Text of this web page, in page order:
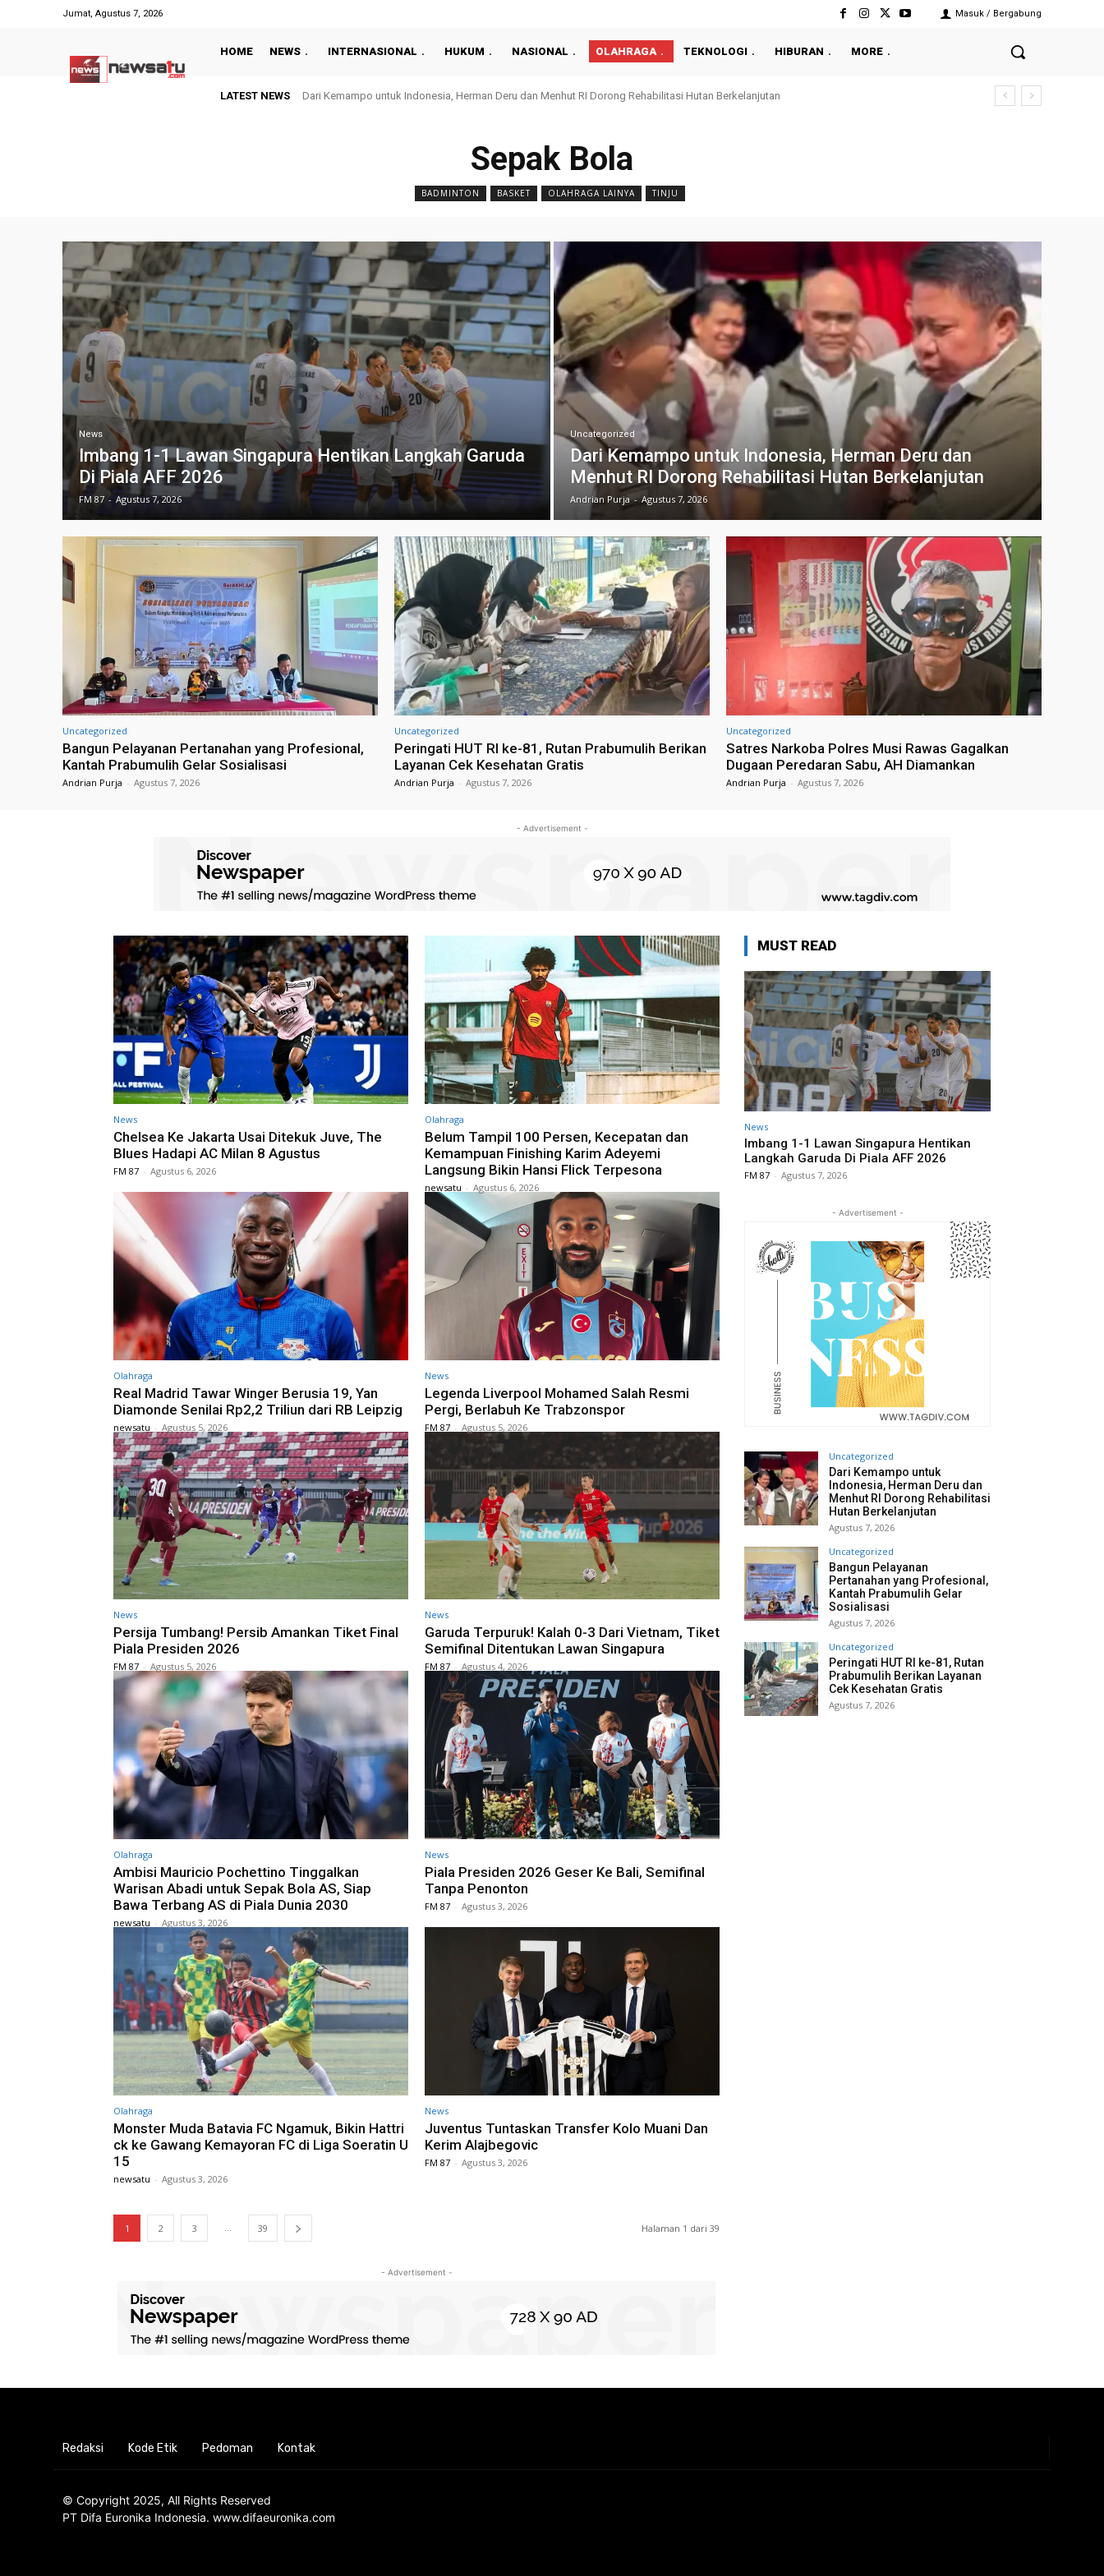
Jumat, Agustus 7, 2026 Masuk / Bergabung
HOME NEWS INTERNASIONAL HUKUM NASIONAL OLAHRAGA TEKNOLOGI HIBURAN MORE
LATEST NEWSDari Kemampo untuk Indonesia, Herman Deru dan Menhut RI Dorong Rehabilitasi Hutan Berkelanjutan
Bangun Pelayanan Pertanahan yang Profesional, Kantah Prabumulih Gelar Sosialisasi
Sepak Bola
BADMINTON BASKET OLAHRAGA LAINYA TINJU
News
Imbang 1-1 Lawan Singapura Hentikan Langkah Garuda
Di Piala AFF 2026
FM 87 - Agustus 7, 2026
Uncategorized
Dari Kemampo untuk Indonesia, Herman Deru dan
Menhut RI Dorong Rehabilitasi Hutan Berkelanjutan
Andrian Purja - Agustus 7, 2026
Uncategorized
Bangun Pelayanan Pertanahan yang Profesional,
Kantah Prabumulih Gelar Sosialisasi
Andrian Purja - Agustus 7, 2026
Uncategorized
Peringati HUT RI ke-81, Rutan Prabumulih Berikan
Layanan Cek Kesehatan Gratis
Andrian Purja - Agustus 7, 2026
Uncategorized
Satres Narkoba Polres Musi Rawas Gagalkan
Dugaan Peredaran Sabu, AH Diamankan
Andrian Purja - Agustus 7, 2026
- Advertisement -
News
Chelsea Ke Jakarta Usai Ditekuk Juve, The
Blues Hadapi AC Milan 8 Agustus
FM 87 - Agustus 6, 2026
Olahraga
Belum Tampil 100 Persen, Kecepatan dan
Kemampuan Finishing Karim Adeyemi
Langsung Bikin Hansi Flick Terpesona
newsatu - Agustus 6, 2026
Olahraga
Real Madrid Tawar Winger Berusia 19, Yan
Diamonde Senilai Rp2,2 Triliun dari RB Leipzig
newsatu - Agustus 5, 2026
News
Legenda Liverpool Mohamed Salah Resmi
Pergi, Berlabuh Ke Trabzonspor
FM 87 - Agustus 5, 2026
News
Persija Tumbang! Persib Amankan Tiket Final
Piala Presiden 2026
FM 87 - Agustus 5, 2026
News
Garuda Terpuruk! Kalah 0-3 Dari Vietnam, Tiket
Semifinal Ditentukan Lawan Singapura
FM 87 - Agustus 4, 2026
Olahraga
Ambisi Mauricio Pochettino Tinggalkan
Warisan Abadi untuk Sepak Bola AS, Siap
Bawa Terbang AS di Piala Dunia 2030
newsatu - Agustus 3, 2026
News
Piala Presiden 2026 Geser Ke Bali, Semifinal
Tanpa Penonton
FM 87 - Agustus 3, 2026
Olahraga
Monster Muda Batavia FC Ngamuk, Bikin Hattri
ck ke Gawang Kemayoran FC di Liga Soeratin U
15
newsatu - Agustus 3, 2026
News
Juventus Tuntaskan Transfer Kolo Muani Dan
Kerim Alajbegovic
FM 87 - Agustus 3, 2026
1 2 3 39 Halaman 1 dari 39
- Advertisement -
MUST READ
News
Imbang 1-1 Lawan Singapura Hentikan
Langkah Garuda Di Piala AFF 2026
FM 87 - Agustus 7, 2026
- Advertisement -
Uncategorized
Dari Kemampo untuk
Indonesia, Herman Deru dan
Menhut RI Dorong Rehabilitasi
Hutan Berkelanjutan
Agustus 7, 2026
Uncategorized
Bangun Pelayanan
Pertanahan yang Profesional,
Kantah Prabumulih Gelar
Sosialisasi
Agustus 7, 2026
Uncategorized
Peringati HUT RI ke-81, Rutan
Prabumulih Berikan Layanan
Cek Kesehatan Gratis
Agustus 7, 2026
Redaksi Kode Etik Pedoman Kontak
© Copyright 2025, All Rights Reserved
PT Difa Euronika Indonesia. www.difaeuronika.com